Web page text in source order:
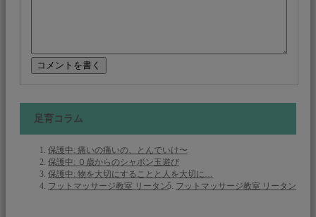
足育コラム
保護中: 痛いの痛いの、とんでいけ〜
保護中: ０歳からのシャボン玉遊び
保護中: 物を大切にすることと人を大切に…
フットマッサージ教室 リータン
フットマッサージ教室 リータン